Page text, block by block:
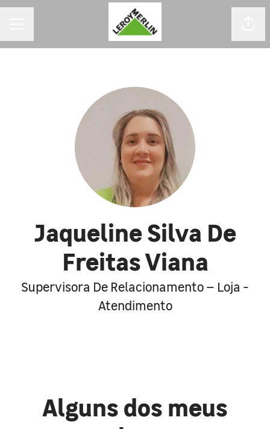
Jaqueline Silva De
Freitas Viana
Supervisora De Relacionamento – Loja -
Atendimento
Alguns dos meus